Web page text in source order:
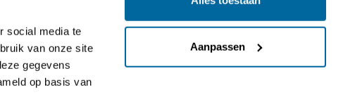
social media te
van onze site
gegevens
op basis van
Aanpassen